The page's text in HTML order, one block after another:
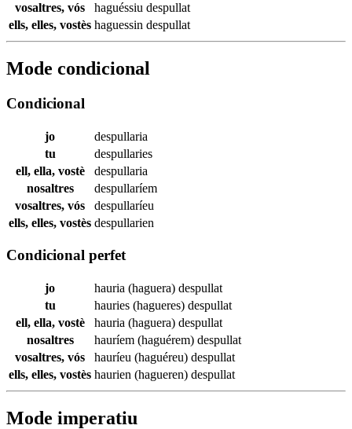
vosaltres, vós
haguéssiu despullat
ells, elles, vostès haguessin despullat
Mode condicional
Condicional
jo
despullaria
tu
despullaries
ell, ella, vostè
despullaria
nosaltres
despullaríem
vosaltres, vós
despullaríeu
ells, elles, vostès despullarien
Condicional perfet
jo hauria (haguera) despullat
tu
hauries (hagueres) despullat
ell, ella, vostè
hauria (haguera) despullat
nosaltres
hauríem (haguérem) despullat
vosaltres, vós
hauríeu (haguéreu) despullat
ells, elles, vostès haurien (hagueren) despullat
Mode imperatiu